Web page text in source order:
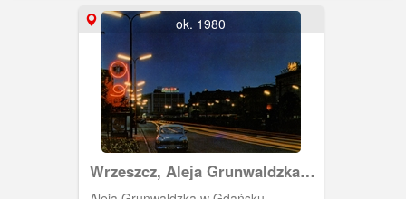
ok. 1980
Wrzeszcz, Aleja Grunwaldzka
nocą